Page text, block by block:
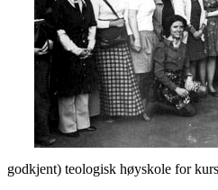
godkjent) teologisk høyskole for